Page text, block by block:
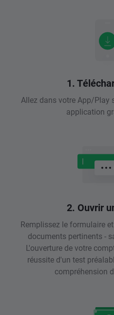
1.
Allez dans votre App/Play
application
2. Ouvrir
Remplissez le formulaire
documents pertinents -
L'ouverture de votre
réussite d'un test
compréhension